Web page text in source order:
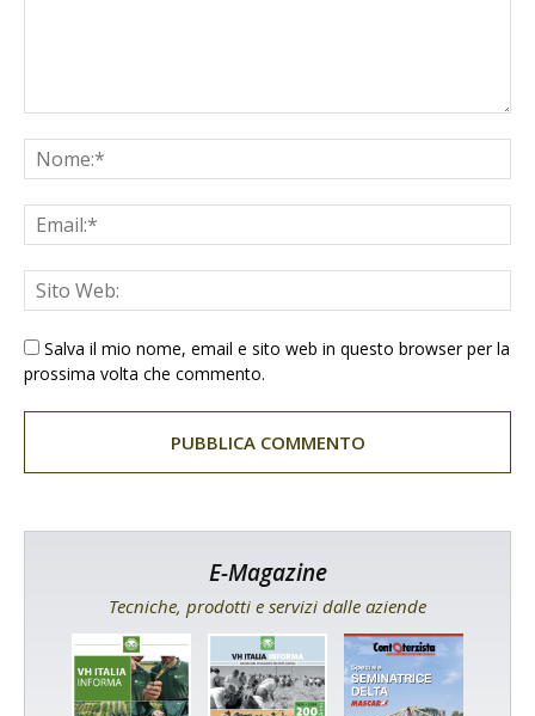
Salva il mio nome, email e sito web in questo browser per la
prossima volta che commento.
E-Magazine
Tecniche, prodotti e servizi dalle aziende